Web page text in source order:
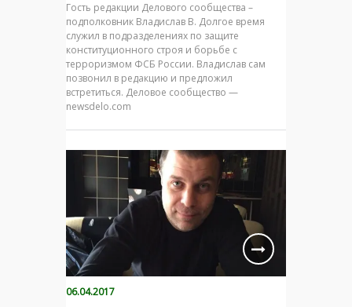
Гость редакции Делового сообщества –
подполковник Владислав В. Долгое время
служил в подразделениях по защите
конституционного строя и борьбе с
терроризмом ФСБ России. Владислав сам
позвонил в редакцию и предложил
встретиться. Деловое сообщество —
newsdelo.com
06.04.2017